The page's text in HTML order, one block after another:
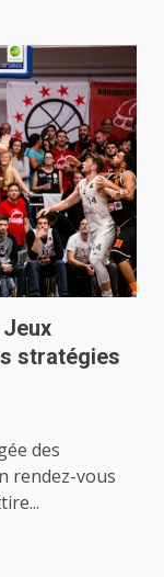
stratégies
des
rendez-vous